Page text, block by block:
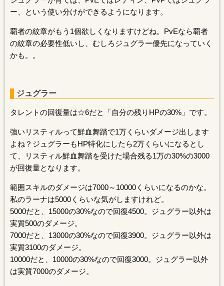
ー、という使い分けができるようになります。
覇者の紋章がもう1個欲しくなりますけどね。PvEなら覇者
の紋章の必要性低いし、むしろジュグラー優先になっていく
かも。。
ジュグラー
タレントの回復量は☆6だと「自分の残りHPの30%」です。
強いリスティルって鮮血舞踏で1万くらいダメージ出します
よね？ジュグラーもHP特化にしたら2万くらいになるとし
て、リスティル鮮血舞踏を受けた場合残る1万の30%の3000
が回復量となります。
範囲スキルのダメージは7000～10000くらいになるのかな。
私のラーナは5000くらいな気がしますけれど。
5000だと、15000の30%なので回復4500。ジュグラー以外は
実質500のダメージ。
7000だと、13000の30%なので回復3900。ジュグラー以外は
実質3100のダメージ。
10000だと、10000の30%なので回復3000。ジュグラー以外
は実質7000のダメージ。